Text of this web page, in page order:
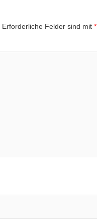
Erforderliche Felder sind mit *